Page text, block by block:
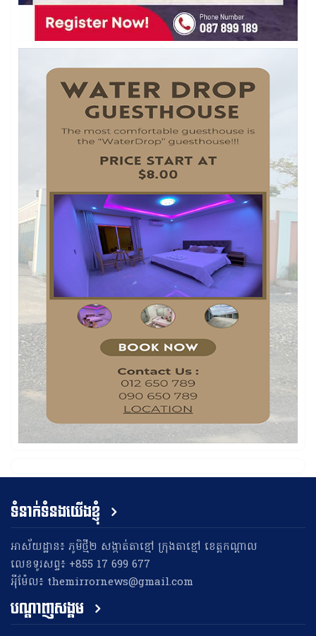
ទំនាក់ទំនងយើងខ្ញុំ
អាស័យដ្ឋាន៖ ភូមិថ្មី២ សង្កាត់តាខ្មៅ ក្រុងតាខ្មៅ ខេត្តកណ្តាល
លេខទូរសព្ទ៖ +855 17 699 677
អុីម៉ែល៖ themirrornews@gmail.com
បណ្តាញសង្គម